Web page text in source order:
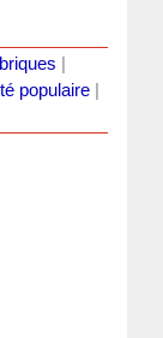
populaire